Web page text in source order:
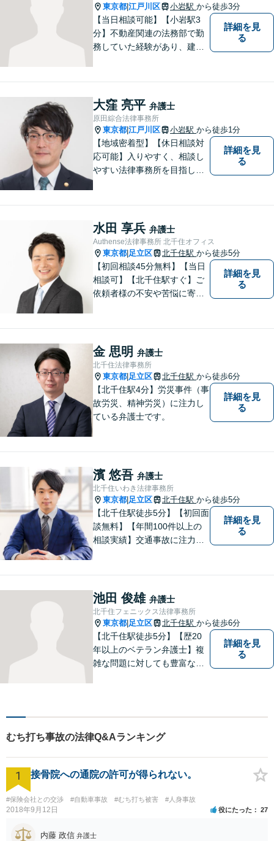
東京都 江戸川区 小岩駅 から徒歩3分
【当日相談可能】【小岩駅3
分】不動産関連の法務部で勤
務していた経験があり、建築
と一緒に考え、最適な解決策
をご提案いたします。 どんな
ことでもお気軽にご相談くだ
さい。
詳細を見
る
大窪 亮平 弁護士
原田綜合法律事務所
東京都 江戸川区 小岩駅 から徒歩1分
【地域密着型】【休日相談対
応可能】入りやすく、相談し
やすい法律事務所を目指して
に対応可能。是非一度お気軽
にご相談ください。
詳細を見
る
水田 享兵 弁護士
Authense法律事務所 北千住オフィス
東京都 足立区 北千住駅 から徒歩5分
【初回相談45分無料】【当日
相談可】【北千住駅すぐ】ご
依頼者様の不安や苦悩に寄り
題解決後の人生も見据えてサ
ポートします。
詳細を見
る
金 思明 弁護士
北千住法律事務所
東京都 足立区 北千住駅 から徒歩6分
【北千住駅4分】労災事件（事
故労災、精神労災）に注力し
ている弁護士です。
詳細を見
る
濱 悠吾 弁護士
北千住いわき法律事務所
東京都 足立区 北千住駅 から徒歩5分
【北千住駅徒歩5分】【初回面
談無料】【年間100件以上の
相談実績】交通事故に注力し
間／休日対応可能】新たな生
活へと導けるよう、尽力しま
す。
詳細を見
る
池田 俊雄 弁護士
北千住フェニックス法律事務所
東京都 足立区 北千住駅 から徒歩6分
【北千住駅徒歩5分】【歴20
年以上のベテラン弁護士】複
雑な問題に対しても豊富な経
ださい。依頼者様の声を大切
にし、適切に対処して参りま
す。
詳細を見
る
むち打ち事故の法律Q&Aランキング
1 接骨院への通院の許可が得られない。
#保険会社との交渉 #自動車事故 #むち打ち被害 #人身事故
2018年9月12日 役にたった 27
内藤 政信 弁護士